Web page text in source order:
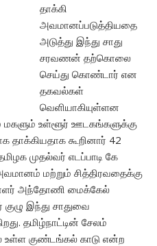
தாக்கி
அவமானப்படுத்தியதை
அடுத்து இந்து சாது
சரவணன் தற்கொலை
செய்து கொண்டார் என
தகவல்கள்
வெளியாகியுள்ளன
உள்ளூர் ஊடகங்களுக்கு
கூறினார் 42
முதல்வர் எடப்பாடி கே
மற்றும் சித்திரவதைக்கு
அந்தோணி மைக்கேல்
இந்து சாதுவை
தமிழ்நாட்டின் சேலம்
உள்ள குண்டங்கல் காடு என்ற